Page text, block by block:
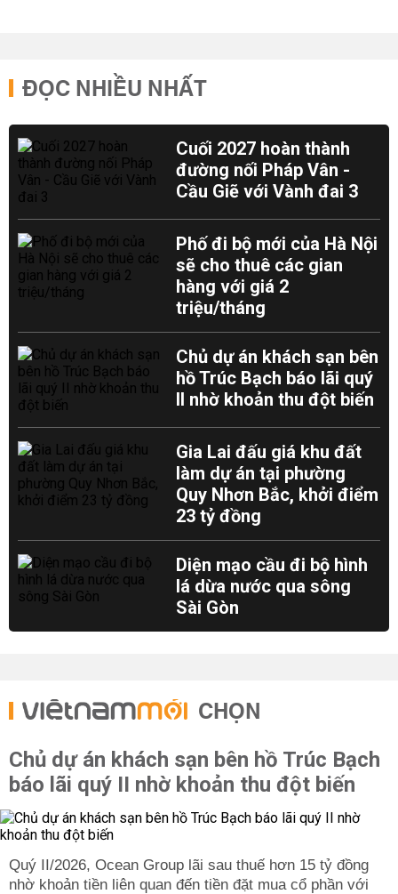
ĐỌC NHIỀU NHẤT
Cuối 2027 hoàn thành
đường nối Pháp Vân -
Cầu Giẽ với Vành đai 3
Phố đi bộ mới của Hà Nội
sẽ cho thuê các gian
hàng với giá 2
triệu/tháng
Chủ dự án khách sạn bên
hồ Trúc Bạch báo lãi quý
II nhờ khoản thu đột biến
Gia Lai đấu giá khu đất
làm dự án tại phường
Quy Nhơn Bắc, khởi điểm
23 tỷ đồng
Diện mạo cầu đi bộ hình
lá dừa nước qua sông
Sài Gòn
CHỌN
Chủ dự án khách sạn bên hồ Trúc Bạch
báo lãi quý II nhờ khoản thu đột biến
Quý II/2026, Ocean Group lãi sau thuế hơn 15 tỷ đồng
nhờ khoản tiền liên quan đến tiền đặt mua cổ phần với